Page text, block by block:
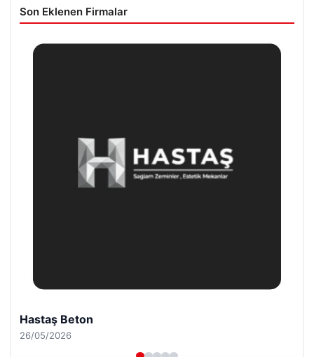
Son Eklenen Firmalar
Prenses Night Club
29/04/2026